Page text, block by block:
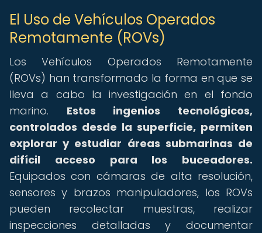
El Uso de Vehículos Operados
Remotamente (ROVs)
Los Vehículos Operados Remotamente
(ROVs) han transformado la forma en que se
lleva a cabo la investigación en el fondo
marino. Estos ingenios tecnológicos,
controlados desde la superficie, permiten
explorar y estudiar áreas submarinas de
difícil acceso para los buceadores.
Equipados con cámaras de alta resolución,
sensores y brazos manipuladores, los ROVs
pueden recolectar muestras, realizar
inspecciones detalladas y documentar